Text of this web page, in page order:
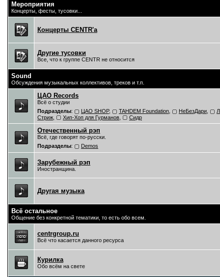
Мероприятия
Концерты, фесты, тусовки...
Концерты CENTR'a
Другие тусовки
Все, что к группе CENTR не относится
Sound
Обсуждения музыкальных коллективов, треков и т.п.
ЦAO Records
Всё о студии
Подразделы: ЦАО SHOP, TAHDEM Foundation НеБезДари
Стриж
Хип-Хоп для Гурманов Сидр
Отечественный рэп
Всё, где говорят по-русски.
Подразделы: Demos
Зарубежный рэп
Иностранщина.
Другая музыка
Всё остальное
Общение без конкретной тематики, то есть обо всем.
centrgroup.ru
Всё что касается данного ресурса
Курилка
Обо всём на свете